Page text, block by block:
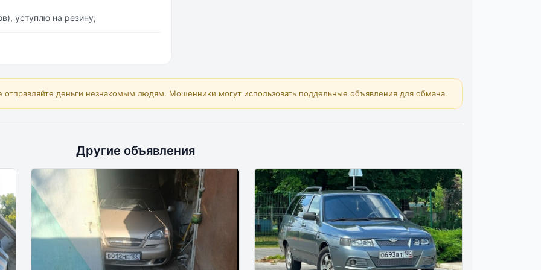
уступлю на резину;
деньги незнакомым людям. Мошенники могут использовать поддельные объявления для обмана.
Другие объявления